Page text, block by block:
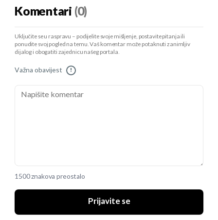
Komentari (0)
Uključite se u raspravu – podijelite svoje mišljenje, postavite pitanja ili
ponudite svoj pogled na temu. Vaš komentar može potaknuti zanimljiv
dijalog i obogatiti zajednicu našeg portala.
Važna obavijest !
1500 znakova preostalo
Prijavite se